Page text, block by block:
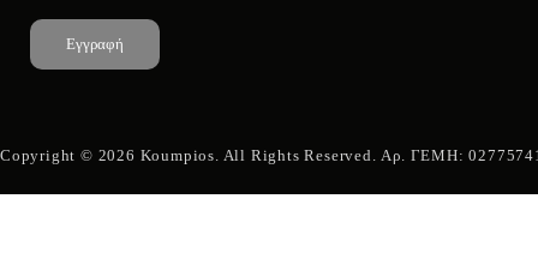
Εγγραφή
Copyright © 2026 Koumpios. All Rights Reserved. Αρ. ΓΕΜΗ: